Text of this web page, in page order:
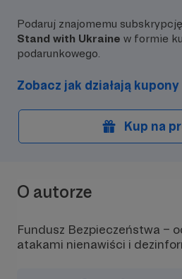
Podaruj znajomemu
Stand with Ukraine w formie
podarunkowego.
Zobacz jak działają kupony
Kup na
O autorze
Fundusz Bezpieczeństwa –
atakami nienawiści i